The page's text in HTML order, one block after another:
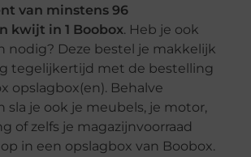
van minstens 96
kwijt in 1 Boobox. Heb je ook
nodig? Deze bestel je makkelijk
tegelijkertijd met de bestelling
opslagbox(en). Behalve
sla je ook je meubels, je motor,
of zelfs je magazijnvoorraad
in een opslagbox van Boobox.